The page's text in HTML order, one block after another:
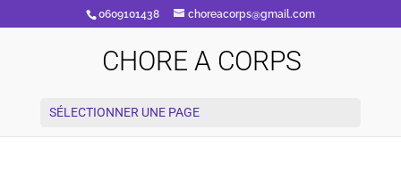
0609101438 choreacorps@gmail.com
CHORE A CORPS
SÉLECTIONNER UNE PAGE